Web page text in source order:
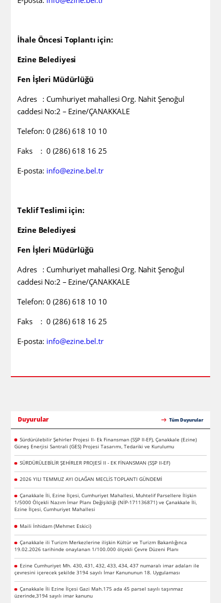
İhale Öncesi Toplantı için:
Ezine Belediyesi
Fen İşleri Müdürlüğü
Adres : Cumhuriyet mahallesi Org. Nahit Şenoğul
caddesi No:2 – Ezine/ÇANAKKALE
Telefon: 0 (286) 618 10 10
Faks : 0 (286) 618 16 25
E-posta: info@ezine.bel.tr
Teklif Teslimi için:
Ezine Belediyesi
Fen İşleri Müdürlüğü
Adres : Cumhuriyet mahallesi Org. Nahit Şenoğul
caddesi No:2 – Ezine/ÇANAKKALE
Telefon: 0 (286) 618 10 10
Faks : 0 (286) 618 16 25
E-posta: info@ezine.bel.tr
Duyurular Tüm Duyurular
Sürdürülebilir Şehirler Projesi II- Ek Finansman (SŞP II-EF), Çanakkale (Ezine)
Güneş Enerjisi Santrali (GES) Projesi Tasarımı, Tedariki ve Kurulumu
SÜRDÜRÜLEBİLİR ŞEHİRLER PROJESİ II - EK FİNANSMAN (SŞP II-EF)
2026 YILI TEMMUZ AYI OLAĞAN MECLİS TOPLANTI GÜNDEMİ
Çanakkale İli, Ezine İlçesi, Cumhuriyet Mahallesi, Muhtelif Parsellere İlişkin
1/5000 Ölçekli Nazım İmar Planı Değişikliği (NİP-171136871) ve Çanakkale İli,
Ezine İlçesi, Cumhuriyet Mahallesi
Maili İnhidam (Mehmet Eskici)
Çanakkale ili Turizm Merkezlerine ilişkin Kültür ve Turizm Bakanlığınca
19.02.2026 tarihinde onaylanan 1/100.000 ölçekli Çevre Düzeni Planı
Ezine Cumhuriyet Mh. 430, 431, 432, 433, 434, 437 numaralı imar adaları ile
çevresini içerecek şekilde 3194 sayılı İmar Kanununun 18. Uygulaması
Çanakkale İli Ezine İlçesi Gazi Mah.175 ada 45 parsel sayılı taşınmaz
üzerinde,3194 sayılı imar kanunu